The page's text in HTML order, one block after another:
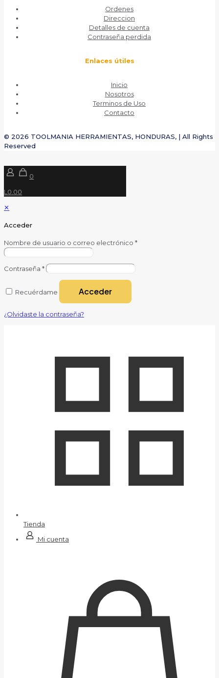
Ordenes
Direccion
Detalles de cuenta
Contraseña perdida
Enlaces útiles
Inicio
Nosotros
Terminos de Uso
Contacto
© 2026 TOOLMANIA HERRAMIENTAS, HONDURAS, | All Rights
Reserved
0
L0.00
✕
Acceder
Nombre de usuario o correo electrónico *
Contraseña *
Recuérdame Acceder
¿Olvidaste la contraseña?
Tienda
Mi cuenta